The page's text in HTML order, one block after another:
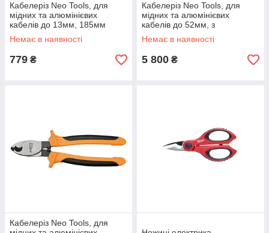
Кабелеріз Neo Tools, для
мідних та алюмінієвих
кабелів до 13мм, 185мм
Немає в наявності
779 ₴
Кабелеріз Neo Tools, для
мідних та алюмінієвих
кабелів до 52мм, з
тріскачкою, 400мм, CrV
Немає в наявності
5 800 ₴
Кабелеріз Neo Tools, для